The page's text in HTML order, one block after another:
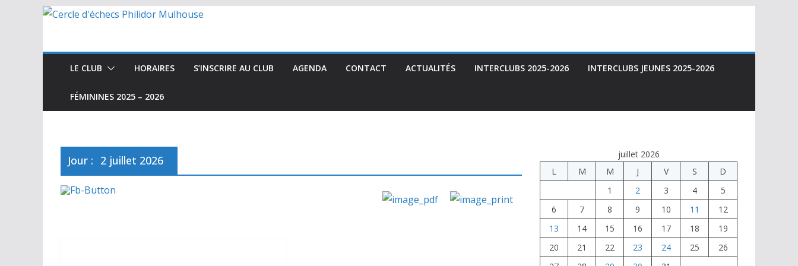
Passer
LE CLUB HORAIRES S’INSCRIRE AU CLUB AGENDA CONTACT ACTUALITÉS INTERCLUBS 2025-2026 INTERCLUBS JEUNES 2025-2026
FÉMININES 2025 – 2026
Jour : 2 juillet 2026
juillet 2026
L
M M J V S
D
1
2 3 4
5
6
7 8 9 10 11
12
13
14 15 16 17 18
19
20
21 22 23 24 25
26